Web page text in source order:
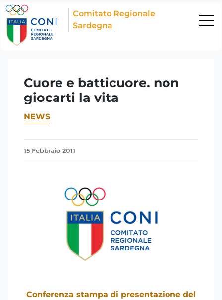
Comitato Regionale
Sardegna
Cuore e batticuore. non
giocarti la vita
NEWS
15 Febbraio 2011
Conferenza stampa di presentazione del